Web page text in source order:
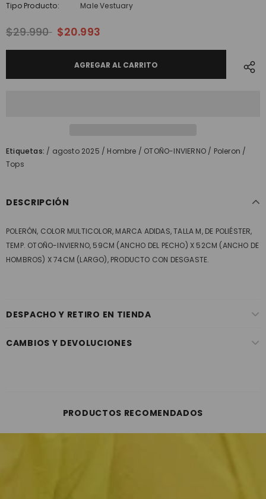
Tipo Producto: Male Vestuary
$29.990 $20.993
Etiquetas: / agosto 2025 / Hombre / OTOÑO-INVIERNO / Poleron /
Tops
DESCRIPCIÓN
POLERÓN, COLOR MULTICOLOR, MARCA ADIDAS, TALLA M, DE POLIÉSTER,
TEMP. OTOÑO-INVIERNO, 59CM (ANCHO DEL PECHO) X 52CM (ANCHO DE
HOMBROS) X 74CM (LARGO), PRODUCTO CON DESGASTE.
DESPACHO Y RETIRO EN TIENDA
CAMBIOS Y DEVOLUCIONES
PRODUCTOS RECOMENDADOS